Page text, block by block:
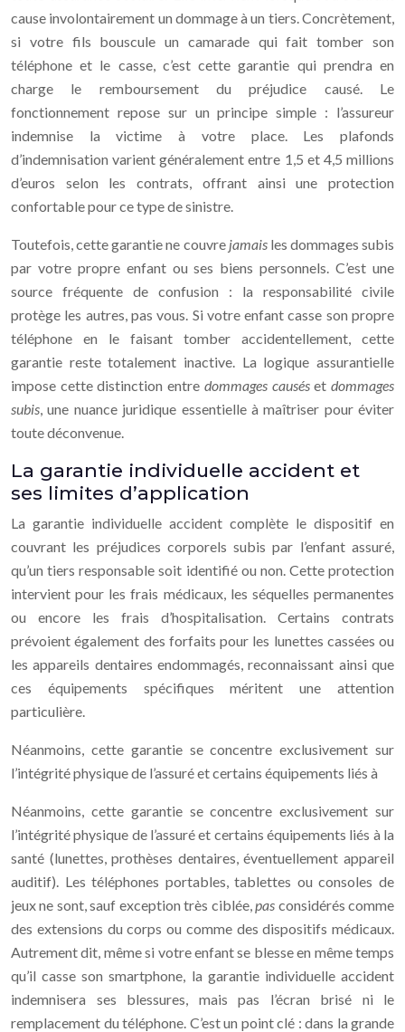
cause involontairement un dommage à un tiers. Concrètement,
si votre fils bouscule un camarade qui fait tomber son
téléphone et le casse, c’est cette garantie qui prendra en
charge le remboursement du préjudice causé. Le
fonctionnement repose sur un principe simple : l’assureur
indemnise la victime à votre place. Les plafonds
d’indemnisation varient généralement entre 1,5 et 4,5 millions
d’euros selon les contrats, offrant ainsi une protection
confortable pour ce type de sinistre.
Toutefois, cette garantie ne couvre jamaisles dommages subis
par votre propre enfant ou ses biens personnels. C’est une
source fréquente de confusion : la responsabilité civile
protège les autres, pas vous. Si votre enfant casse son propre
téléphone en le faisant tomber accidentellement, cette
garantie reste totalement inactive. La logique assurantielle
impose cette distinction entre dommages causésetdommages
subis, une nuance juridique essentielle à maîtriser pour éviter
toute déconvenue.
La garantie individuelle accident et
ses limites d’application
La garantie individuelle accident complète le dispositif en
couvrant les préjudices corporels subis par l’enfant assuré,
qu’un tiers responsable soit identifié ou non. Cette protection
intervient pour les frais médicaux, les séquelles permanentes
ou encore les frais d’hospitalisation. Certains contrats
prévoient également des forfaits pour les lunettes cassées ou
les appareils dentaires endommagés, reconnaissant ainsi que
ces équipements spécifiques méritent une attention
particulière.
Néanmoins, cette garantie se concentre exclusivement sur
l’intégrité physique de l’assuré et certains équipements liés à
Néanmoins, cette garantie se concentre exclusivement sur
l’intégrité physique de l’assuré et certains équipements liés à la
santé (lunettes, prothèses dentaires, éventuellement appareil
auditif). Les téléphones portables, tablettes ou consoles de
jeux ne sont, sauf exception très ciblée,pas considérés comme
des extensions du corps ou comme des dispositifs médicaux.
Autrement dit, même si votre enfant se blesse en même temps
qu’il casse son smartphone, la garantie individuelle accident
indemnisera ses blessures, mais pas l’écran brisé ni le
remplacement du téléphone. C’est un point clé : dans la grande